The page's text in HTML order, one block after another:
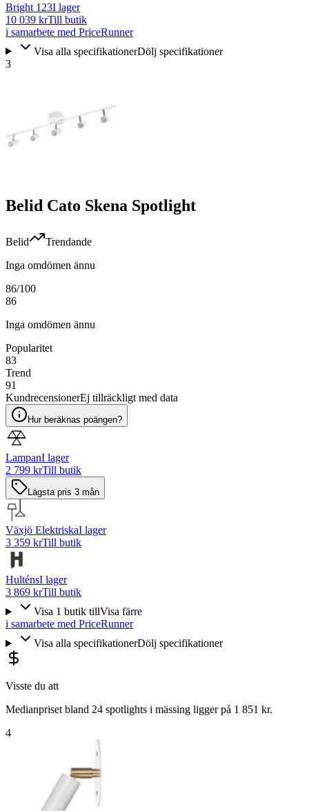
Bright 123I lager
10 039 krTill butik
i samarbete med PriceRunner
Visa alla specifikationerDölj specifikationer
3
Belid Cato Skena Spotlight
Belid
Trendande
Inga omdömen ännu
86/100
86
Inga omdömen ännu
Popularitet
83
Trend
91
KundrecensionerEj tillräckligt med data
Hur beräknas poängen?
LampanI lager
2 799 krTill butik
Lägsta pris 3 mån
Växjö ElektriskaI lager
3 359 krTill butik
HulténsI lager
3 869 krTill butik
Visa 1 butik tillVisa färre
i samarbete med PriceRunner
Visa alla specifikationerDölj specifikationer
Visste du att
Medianpriset bland 24 spotlights i mässing ligger på 1 851 kr.
4